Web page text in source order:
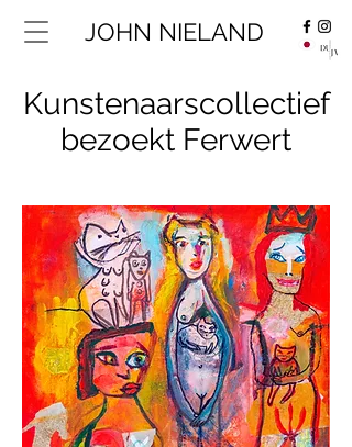
JOHN NIELAND
Kunstenaarscollectief
bezoekt Ferwert